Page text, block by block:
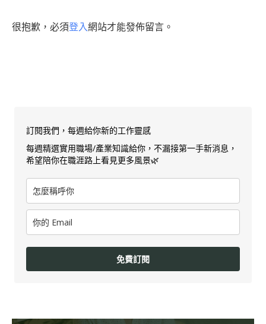
很抱歉，必須登入網站才能發佈留言。
訂閱我們，每週給你新的工作靈感
每週精選實用職場/產業知識給你，不漏接第一手新消息，
希望陪你在職涯路上看見更多風景🌿
免費訂閱